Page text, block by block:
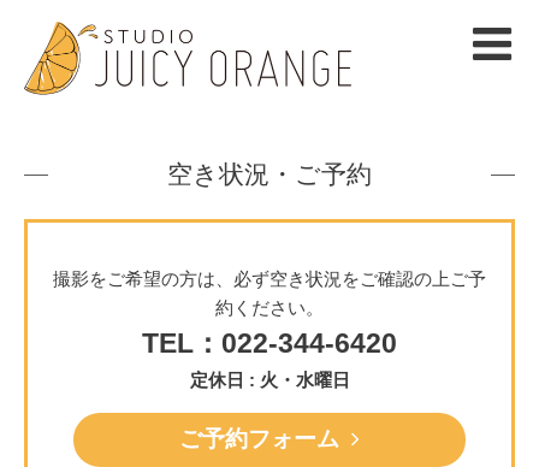
空き状況・ご予約
撮影をご希望の方は、必ず空き状況をご確認の上ご予
約ください。
TEL：022-344-6420
定休日 : 火・水曜日
ご予約フォーム